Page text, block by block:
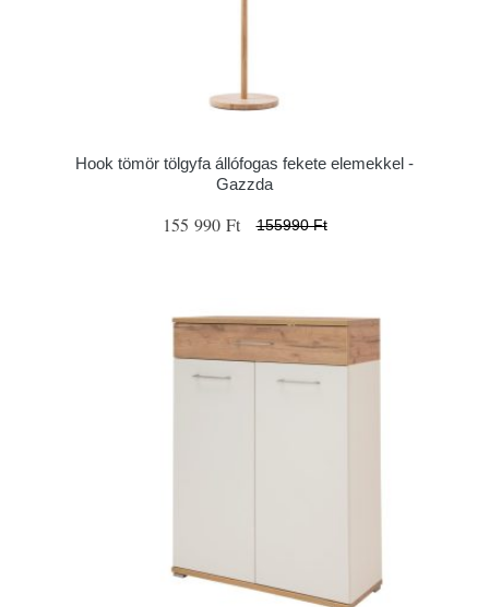
Hook tömör tölgyfa állófogas fekete elemekkel -
Gazzda
155 990 Ft 155990 Ft